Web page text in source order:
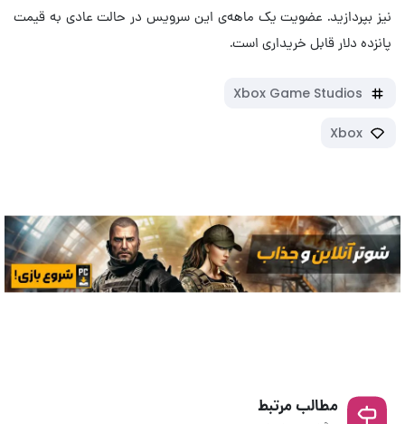
نیز بپردازید. عضویت یک ماهه‌ی این سرویس در حالت عادی به قیمت
پانزده دلار قابل خریداری است.
Xbox Game Studios
Xbox
مطالب مرتبط